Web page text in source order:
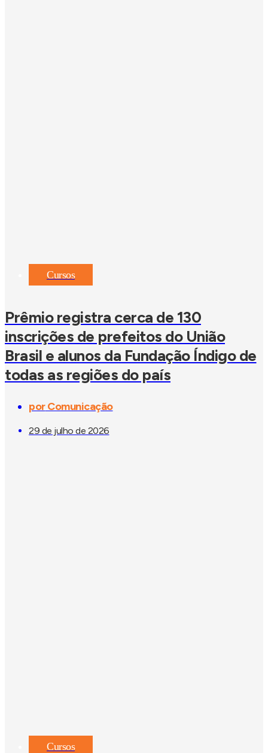
Cursos
Prêmio registra cerca de 130
inscrições de prefeitos do União
Brasil e alunos da Fundação Índigo de
todas as regiões do país
porComunicação
29 de julho de 2026
Cursos